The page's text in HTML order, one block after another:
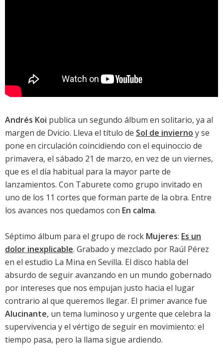
Andrés Koi publica un segundo álbum en solitario, ya al
margen de Dvicio. Lleva el título de Sol de invierno y se
pone en circulación coincidiendo con el equinoccio de
primavera, el sábado 21 de marzo, en vez de un viernes,
que es el día habitual para la mayor parte de
lanzamientos. Con Taburete como grupo invitado en
uno de los 11 cortes que forman parte de la obra. Entre
los avances nos quedamos con En calma.
Séptimo álbum para el grupo de rock Mujeres: Es un
dolor inexplicable. Grabado y mezclado por Raúl Pérez
en el estudio La Mina en Sevilla. El disco habla del
absurdo de seguir avanzando en un mundo gobernado
por intereses que nos empujan justo hacia el lugar
contrario al que queremos llegar. El primer avance fue
Alucinante, un tema luminoso y urgente que celebra la
supervivencia y el vértigo de seguir en movimiento: el
tiempo pasa, pero la llama sigue ardiendo.